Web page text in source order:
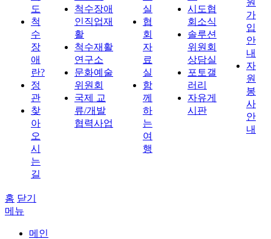
도
척
수
장
애
란?
정
관
찾
아
오
시
는
길
척수장애
인직업재
활
척수재활
연구소
문화예술
위원회
국제 교
류/개발
협력사업
실
협
회
자
료
실
함
께
하
는
여
행
시도협
회소식
솔루션
위원회
상담실
포토갤
러리
자유게
시판
원
가
입
안
내
자
원
봉
사
안
내
홈 닫기
메뉴
메인